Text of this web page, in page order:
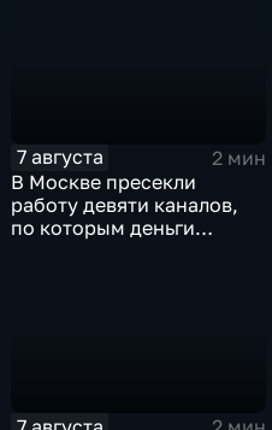
7 августа
2 мин
В Москве пресекли
работу девяти каналов,
по которым деньги